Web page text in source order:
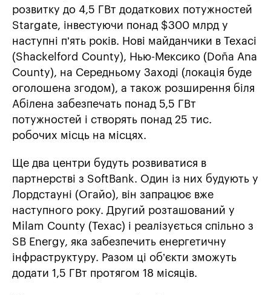
розвитку до 4,5 ГВт додаткових потужностей
Stargate, інвестуючи понад $300 млрд у
наступні п’ять років. Нові майданчики в Техасі
(Shackelford County), Нью-Мексико (Doña Ana
County), на Середньому Заході (локація буде
оголошена згодом), а також розширення біля
Абілена забезпечать понад 5,5 ГВт
потужностей і створять понад 25 тис.
робочих місць на місцях.
Ще два центри будуть розвиватися в
партнерстві з SoftBank. Один із них будують у
Лордстауні (Огайо), він запрацює вже
наступного року. Другий розташований у
Milam County (Техас) і реалізується спільно з
SB Energy, яка забезпечить енергетичну
інфраструктуру. Разом ці об’єкти зможуть
додати 1,5 ГВт протягом 18 місяців.